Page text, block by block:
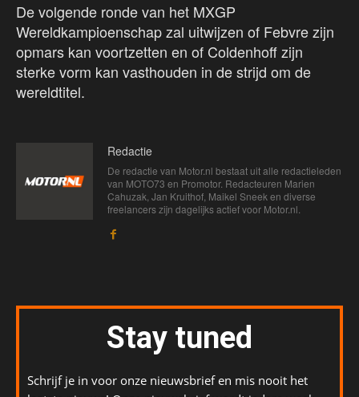
De volgende ronde van het MXGP
Wereldkampioenschap zal uitwijzen of Febvre zijn
opmars kan voortzetten en of Coldenhoff zijn
sterke vorm kan vasthouden in de strijd om de
wereldtitel.
Redactie
De redactie van Motor.nl bestaat uit alle redactieleden
van MOTO73 en Promotor. Redacteuren Marien
Cahuzak, Jan Kruithof, Maikel Sneek en diverse
freelancers zijn dagelijks actief voor Motor.nl.
Stay tuned
Schrijf je in voor onze nieuwsbrief en mis nooit het